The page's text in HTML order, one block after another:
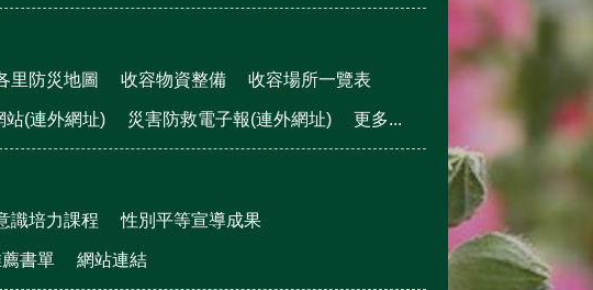
里防災地圖 收容物資整備 收容場所一覽表
站(連外網址) 災害防救電子報(連外網址) 更多...
識培力課程 性別平等宣導成果
書單 網站連結